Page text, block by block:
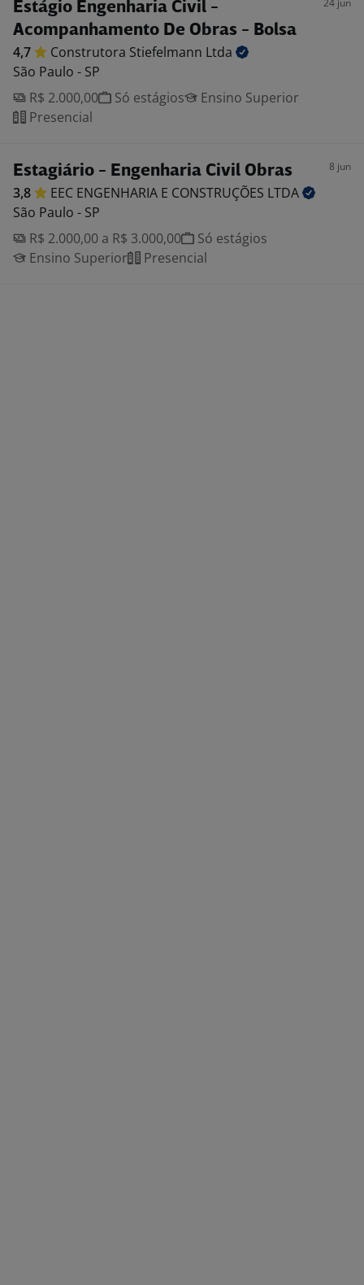
Estágio Engenharia Civil -
Acompanhamento De Obras - Bolsa
24 jun
4,7 Construtora Stiefelmann Ltda
São Paulo - SP
R$ 2.000,00
Só estágios
Ensino Superior
Presencial
Estagiário - Engenharia Civil Obras 8 jun
3,8 EEC ENGENHARIA E CONSTRUÇÕES LTDA
São Paulo - SP
R$ 2.000,00 a R$ 3.000,00
Só estágios
Ensino Superior
Presencial